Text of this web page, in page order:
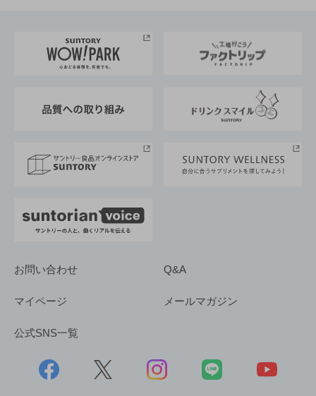
地域情報
サントリーサンバーズ大阪
サントリーが考えるサステナビリティ経営
企業概要
採用情報
お問い合わせ Q&A
マイページ メールマガジン
公式SNS一覧